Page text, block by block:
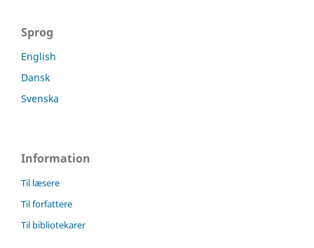
Sprog
English
Dansk
Svenska
Information
Til læsere
Til forfattere
Til bibliotekarer